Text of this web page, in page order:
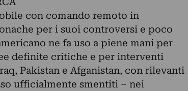
con comando remoto in
per i suoi controversi e poco
ne fa uso a piene mani per
definite critiche e per interventi
Pakistan e Afganistan, con rilevanti
ufficialmente smentiti – nei